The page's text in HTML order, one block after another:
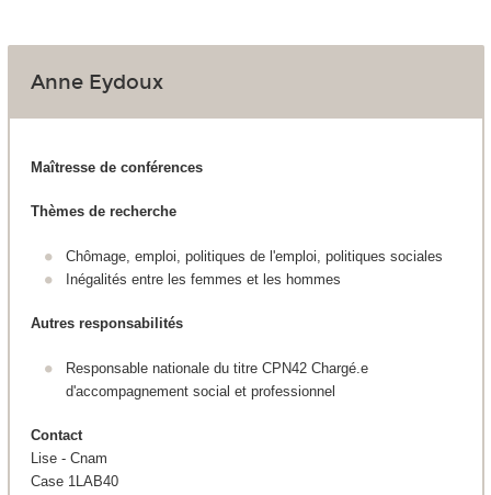
Anne Eydoux
Maîtresse de conférences
Thèmes de recherche
Chômage, emploi, politiques de l'emploi, politiques sociales
Inégalités entre les femmes et les hommes
Autres responsabilités
Responsable nationale du titre CPN42 Chargé.e
d'accompagnement social et professionnel
Contact
Lise - Cnam
Case 1LAB40